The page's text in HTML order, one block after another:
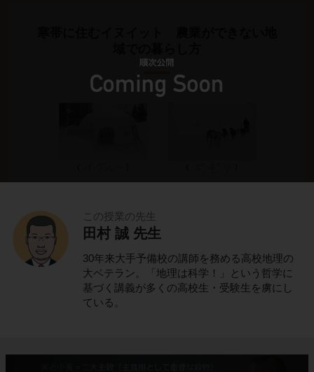
ポイントの解説授業
この授業の先生
田村 誠 先生
30年来大手予備校の講師を務める高校地理の
大ベテラン。「地理は科学！」という哲学に
基づく講義が多くの高校生・受験生を虜にし
ている。